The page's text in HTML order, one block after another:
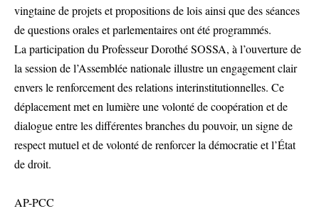
vingtaine de projets et propositions de lois ainsi que des séances
de questions orales et parlementaires ont été programmés.
La participation du Professeur Dorothé SOSSA, à l’ouverture de
la session de l’Assemblée nationale illustre un engagement clair
envers le renforcement des relations interinstitutionnelles. Ce
déplacement met en lumière une volonté de coopération et de
dialogue entre les différentes branches du pouvoir, un signe de
respect mutuel et de volonté de renforcer la démocratie et l’État
de droit.
AP-PCC